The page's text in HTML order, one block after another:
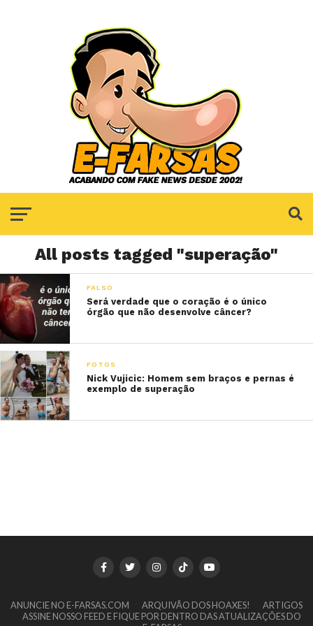
All posts tagged "superação"
FALSO
Será verdade que o coração é o único
órgão que não desenvolve câncer?
FOTOS
Nick Vujicic: Homem sem braços e pernas é
exemplo de superação
ANUNCIE NO E-FARSAS.COM ARQUIVÃO DOS HOAXES!
ARTIGOS
ASSINE NOSSO FEED E FIQUE POR DENTRO DAS ATUALIZAÇÕES DO